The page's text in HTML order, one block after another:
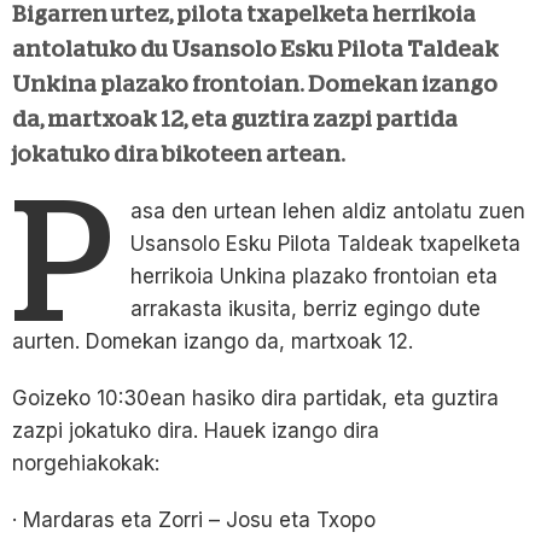
Bigarren urtez, pilota txapelketa herrikoia
antolatuko du Usansolo Esku Pilota Taldeak
Unkina plazako frontoian. Domekan izango
da, martxoak 12, eta guztira zazpi partida
jokatuko dira bikoteen artean.
P
asa den urtean lehen aldiz antolatu zuen
Usansolo Esku Pilota Taldeak txapelketa
herrikoia Unkina plazako frontoian eta
arrakasta ikusita, berriz egingo dute
aurten. Domekan izango da, martxoak 12.
Goizeko 10:30ean hasiko dira partidak, eta guztira
zazpi jokatuko dira. Hauek izango dira
norgehiakokak:
· Mardaras eta Zorri – Josu eta Txopo